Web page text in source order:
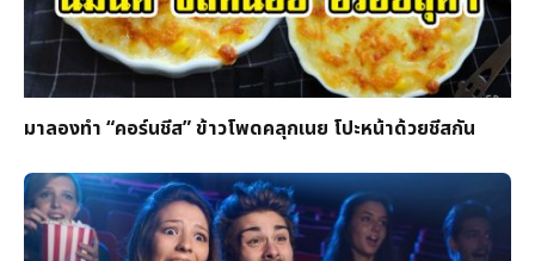
มาลองทำ “คอร์นชีส” ข้าวโพดคลุกเนย โปะหน้าด้วยชีสกัน